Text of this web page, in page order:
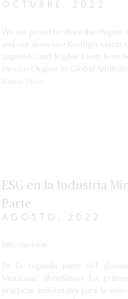
OCTUBRE, 2022
We are proud to share the chapter
and our associate Rodrigo Macin
Izquierdo and Sophie Kivett from
Mexico Chapter in Global
Know-How.
ESG en la Industria
Parte
AGOSTO, 2022
Introducción
En la segunda parte del
Mexicana” abordamos los
prácticas ambientales para la